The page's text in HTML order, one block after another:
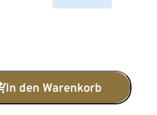
In den Warenkorb